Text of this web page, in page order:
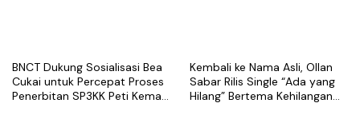
BNCT Dukung Sosialisasi Bea
Cukai untuk Percepat Proses
Penerbitan SP3KK Peti Kemas
Kembali ke Nama Asli, Ollan
Sabar Rilis Single “Ada yang
Hilang” Bertema Kehilangan